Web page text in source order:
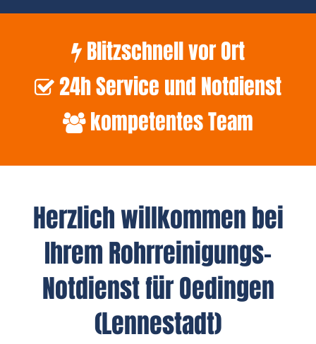
Blitzschnell vor Ort
24h Service und Notdienst
kompetentes Team
Herzlich willkommen bei
Ihrem Rohrreinigungs-
Notdienst für Oedingen
(Lennestadt)